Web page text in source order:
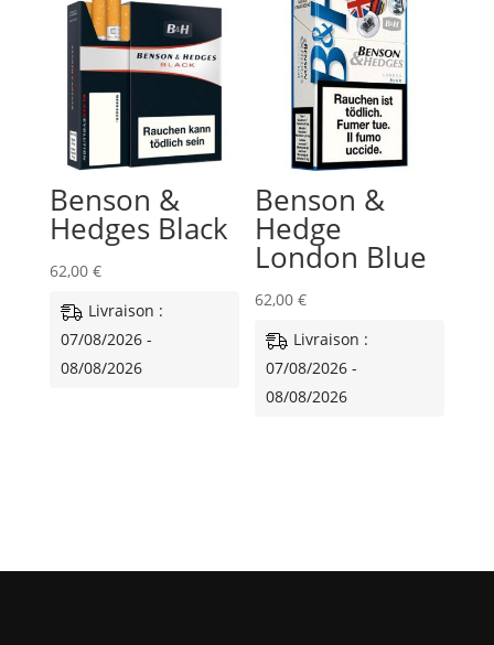
Benson &
Hedges Black
62,00 €
Livraison :
07/08/2026 -
08/08/2026
Benson &
Hedge
London Blue
62,00€
Livraison :
07/08/2026 -
08/08/2026